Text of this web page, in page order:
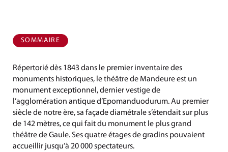
Répertorié dès 1843 dans le premier inventaire des
monuments historiques, le théâtre de Mandeure est un
monument exceptionnel, dernier vestige de
l’agglomération antique d’Epomanduodurum. Au premier
siècle de notre ère, sa façade diamétrale s’étendait sur plus
de 142 mètres, ce qui fait du monument le plus grand
théâtre de Gaule. Ses quatre étages de gradins pouvaient
accueillir jusqu’à 20 000 spectateurs.
SOMMAIRE